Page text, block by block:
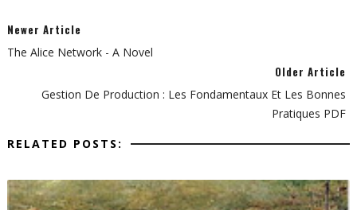
Newer Article
The Alice Network - A Novel
Older Article
Gestion De Production : Les Fondamentaux Et Les Bonnes
Pratiques PDF
RELATED POSTS: